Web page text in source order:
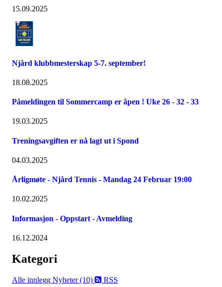
15.09.2025
Njård klubbmesterskap 5-7. september!
18.08.2025
Påmeldingen til Sommercamp er åpen ! Uke 26 - 32 - 33
19.03.2025
Treningsavgiften er nå lagt ut i Spond
04.03.2025
Årligmøte - Njård Tennis - Mandag 24 Februar 19:00
10.02.2025
Informasjon - Oppstart - Avmelding
16.12.2024
Kategori
Alle innlegg Nyheter (10) RSS